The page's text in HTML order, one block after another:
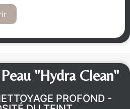
"Hydra Clean"
PROFOND -